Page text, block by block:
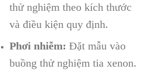
thử nghiệm theo kích thước
và điều kiện quy định.
Phơi nhiễm: Đặt mẫu vào
buồng thử nghiệm tia xenon.